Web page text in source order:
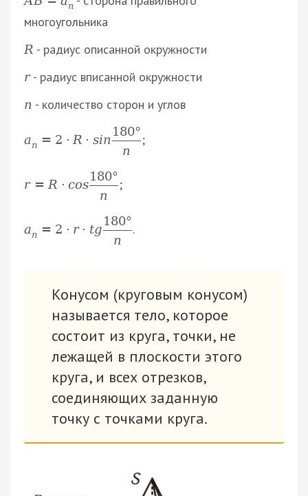
n
многоугольника
R - радиус описанной окружности
r- радиус вписанной окружности
n - количество сторон и углов
an = 2 · R · sin
180°
n
;
r = R · cos
180°
n
;
an = 2 · r · tg
180°
n
.
Конусом (круговым конусом)
называется тело, которое
состоит из круга, точки, не
лежащей в плоскости этого
круга, и всех отрезков,
соединяющих заданную
точку с точками круга.